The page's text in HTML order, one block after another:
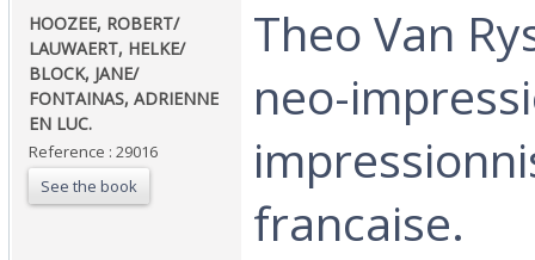
‎HOOZEE, ROBERT/
LAUWAERT, HELKE/
BLOCK, JANE/
FONTAINAS, ADRIENNE
EN LUC.‎
Reference : 29016
See the book
‎Theo Van
neo-
francaise.‎